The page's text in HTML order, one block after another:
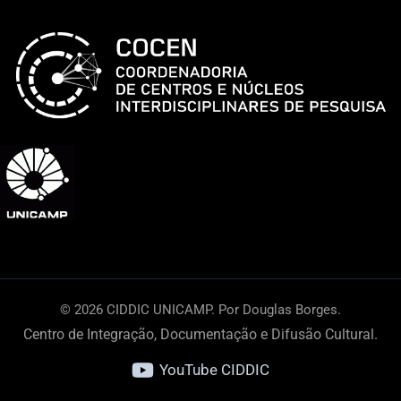
América
Latina
© 2026 CIDDIC UNICAMP. Por Douglas Borges.
Centro de Integração, Documentação e Difusão Cultural.
YouTube CIDDIC